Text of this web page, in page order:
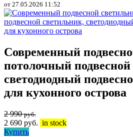
от 27.05.2026 11:52
Современный
потолочный
светодиодный
для кухонного острова
2 990руб.
2 690 руб. in stock
Купить